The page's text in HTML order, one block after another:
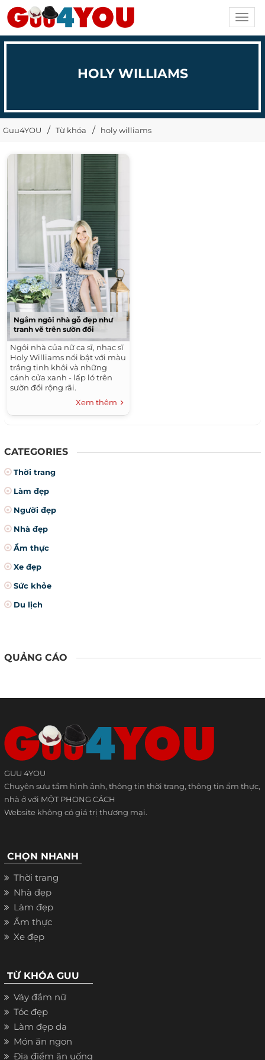
HOLY WILLIAMS
Guu4YOU Từ khóa holy williams
Ngắm ngôi nhà gỗ đẹp như
tranh vẽ trên sườn đồi
Ngôi nhà của nữ ca sĩ, nhạc sĩ
Holy Williams nổi bật với màu
trắng tinh khôi và những
cánh cửa xanh - lấp ló trên
sườn đồi rộng rãi.
Xem thêm
CATEGORIES
Thời trang
Làm đẹp
Người đẹp
Nhà đẹp
Ẩm thực
Xe đẹp
Sức khỏe
Du lịch
QUẢNG CÁO
GUU 4YOU
Chuyên sưu tầm hình ảnh, thông tin thời trang, thông tin ẩm thực,
nhà ở với MỘT PHONG CÁCH
Website không có giá trị thương mại.
CHỌN NHANH
Thời trang
Nhà đẹp
Làm đẹp
Ẩm thực
Xe đẹp
TỪ KHÓA GUU
Váy đầm nữ
Tóc đẹp
Làm đẹp da
Món ăn ngon
Địa điểm ăn uống